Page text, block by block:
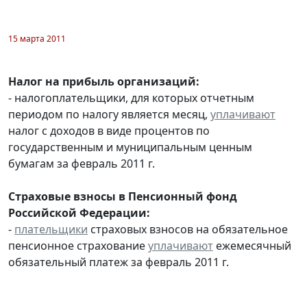
15 марта 2011
Налог на прибыль организаций:
- налогоплательщики, для которых отчетным
периодом по налогу является месяц, уплачивают
налог с доходов в виде процентов по
государственным и муниципальным ценным
бумагам за февраль 2011 г.
Страховые взносы в Пенсионный фонд
Российской Федерации:
- плательщики страховых взносов на обязательное
пенсионное страхованиеуплачивают ежемесячный
обязательный платеж за февраль 2011 г.